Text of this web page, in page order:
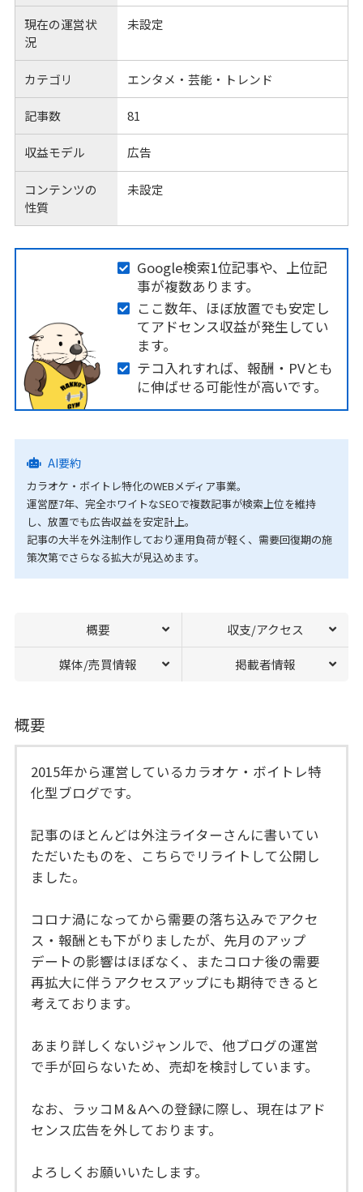
現在の運営状
況
未設定
カテゴリ エンタメ・芸能・トレンド
記事数 81
収益モデル 広告
コンテンツの
性質
未設定
Google検索1位記事や、上位記
事が複数あります。
ここ数年、ほぼ放置でも安定し
てアドセンス収益が発生してい
ます。
テコ入れすれば、報酬・PVとも
に伸ばせる可能性が高いです。
AI要約
カラオケ・ボイトレ特化のWEBメディア事業。
運営歴7年、完全ホワイトなSEOで複数記事が検索上位を維持
し、放置でも広告収益を安定計上。
記事の大半を外注制作しており運用負荷が軽く、需要回復期の施
策次第でさらなる拡大が見込めます。
概要 収支/アクセス
媒体/売買情報 掲載者情報
概要
2015年から運営しているカラオケ・ボイトレ特
化型ブログです。
記事のほとんどは外注ライターさんに書いてい
ただいたものを、こちらでリライトして公開し
ました。
コロナ渦になってから需要の落ち込みでアクセ
ス・報酬とも下がりましたが、先月のアップ
デートの影響はほぼなく、またコロナ後の需要
再拡大に伴うアクセスアップにも期待できると
考えております。
あまり詳しくないジャンルで、他ブログの運営
で手が回らないため、売却を検討しています。
なお、ラッコM＆Aへの登録に際し、現在はアド
センス広告を外しております。
よろしくお願いいたします。